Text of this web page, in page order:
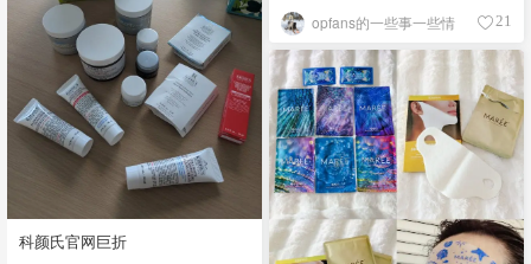
opfans的一些事一些情 21
科颜氏官网巨折